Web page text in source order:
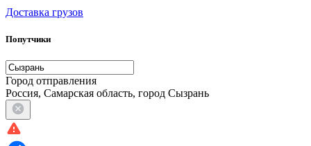
Доставка грузов
Попутчики
Город отправления
Россия, Самарская область, город Сызрань